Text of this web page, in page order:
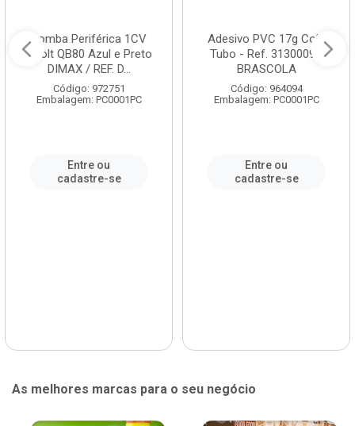
Bomba Periférica 1CV
Bivolt QB80 Azul e Preto
DIMAX / REF. D...
Código: 972751
Embalagem: PC0001PC
Entre ou
cadastre-se
Adesivo PVC 17g Cola
Tubo - Ref. 3130009 -
BRASCOLA
Código: 964094
Embalagem: PC0001PC
Entre ou
cadastre-se
As melhores marcas para o seu negócio